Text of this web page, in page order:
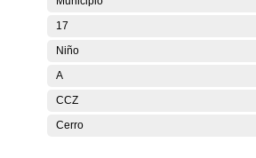
17
Niño
A
CCZ
Cerro